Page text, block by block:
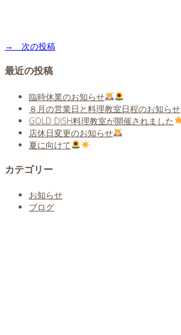
→ 次の投稿
最近の投稿
臨時休業のお知らせ
８月の営業日と料理教室日程のお知らせ
GOLD DISH料理教室が開催されました
店休日変更のお知らせ
夏に向けて
カテゴリー
お知らせ
ブログ